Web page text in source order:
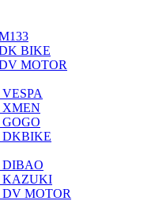
BIKE
MOTOR
KAZUKI
MOTOR